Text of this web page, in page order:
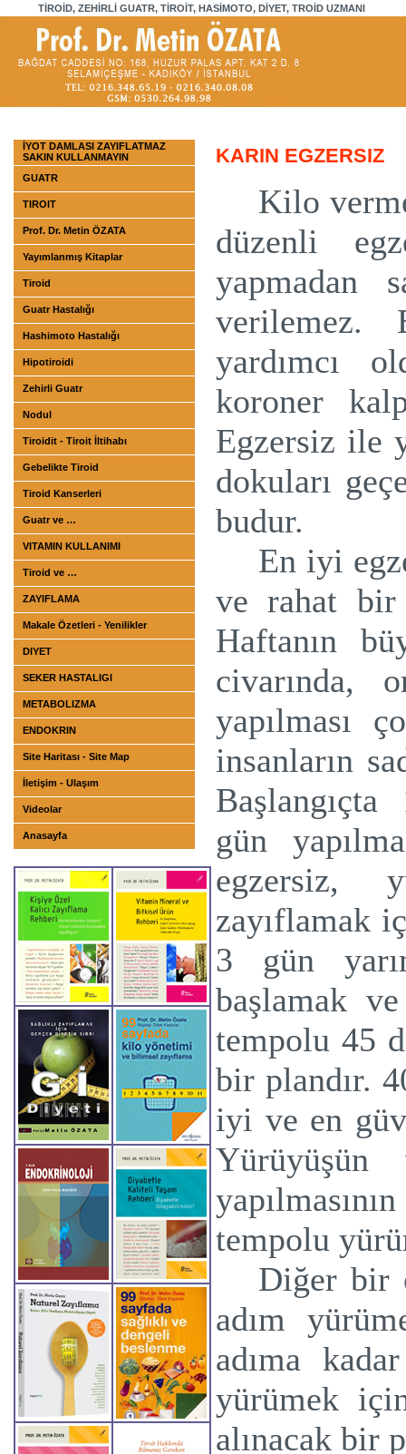
TİROİD, ZEHİRLİ GUATR, TİROİT, HASİMOTO, DİYET, TROİD UZMANI
İYOT DAMLASI ZAYIFLATMAZ
SAKIN KULLANMAYIN
GUATR
TIROIT
Prof. Dr. Metin ÖZATA
Yayımlanmış Kitaplar
Tiroid
Guatr Hastalığı
Hashimoto Hastalığı
Hipotiroidi
Zehirli Guatr
Nodul
Tiroidit - Tiroit İltihabı
Gebelikte Tiroid
Tiroid Kanserleri
Guatr ve …
VITAMIN KULLANIMI
Tiroid ve …
ZAYIFLAMA
Makale Özetleri - Yenilikler
DIYET
SEKER HASTALIGI
METABOLIZMA
ENDOKRIN
Site Haritası - Site Map
İletişim - Ulaşım
Videolar
Anasayfa
KARIN EGZERSIZ
Kilo
düzenli
yapmadan
verilemez.
yardımcı
koroner
Egzersiz ile
dokuları
budur.
En iyi
ve rahat bir
Haftanın
civarında,
yapılması
insanların
gün
egzersiz,
zayıflamak
3 gün
başlamak
tempolu 45
bir plandır.
iyi ve en
tempolu
Diğer bir
adım
adıma
yürümek
alınacak bir